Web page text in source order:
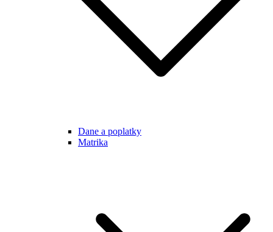
Dane a poplatky
Matrika